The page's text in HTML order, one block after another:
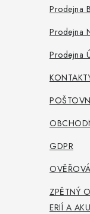
Prodejna
Prodejna
Prodejna
GDPR
ZPĚTNÝ
ERIÍ A